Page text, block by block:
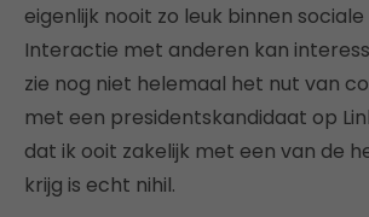
eigenlijk nooit zo leuk binnen
Interactie met anderen kan
zie nog niet helemaal het nut van
met een presidentskandidaat op
dat ik ooit zakelijk met een van de
krijg is echt nihil.